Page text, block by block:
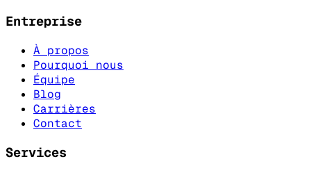
Entreprise
À propos
Pourquoi nous
Équipe
Blog
Carrières
Contact
Services